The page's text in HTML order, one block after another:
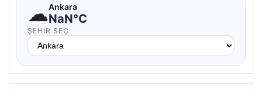
☁Ankara
NaN°C
ŞEHIR SEÇ